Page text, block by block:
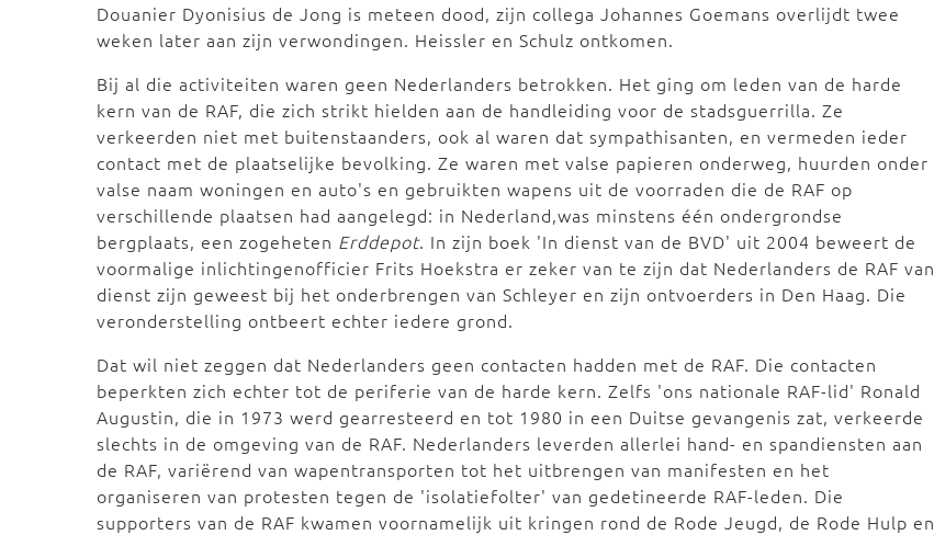
Douanier Dyonisius de Jong is meteen dood, zijn collega Johannes Goemans overlijdt twee
weken later aan zijn verwondingen. Heissler en Schulz ontkomen.
Bij al die activiteiten waren geen Nederlanders betrokken. Het ging om leden van de harde
kern van de RAF, die zich strikt hielden aan de handleiding voor de stadsguerrilla. Ze
verkeerden niet met buitenstaanders, ook al waren dat sympathisanten, en vermeden ieder
contact met de plaatselijke bevolking. Ze waren met valse papieren onderweg, huurden onder
valse naam woningen en auto's en gebruikten wapens uit de voorraden die de RAF op
verschillende plaatsen had aangelegd: in Nederland,was minstens één ondergrondse
bergplaats, een zogeheten Erddepot. In zijn boek 'In dienst van de BVD' uit 2004 beweert de
voormalige inlichtingenofficier Frits Hoekstra er zeker van te zijn dat Nederlanders de RAF van
dienst zijn geweest bij het onderbrengen van Schleyer en zijn ontvoerders in Den Haag. Die
veronderstelling ontbeert echter iedere grond.
Dat wil niet zeggen dat Nederlanders geen contacten hadden met de RAF. Die contacten
beperkten zich echter tot de periferie van de harde kern. Zelfs 'ons nationale RAF-lid' Ronald
Augustin, die in 1973 werd gearresteerd en tot 1980 in een Duitse gevangenis zat, verkeerde
slechts in de omgeving van de RAF. Nederlanders leverden allerlei hand- en spandiensten aan
de RAF, variërend van wapentransporten tot het uitbrengen van manifesten en het
organiseren van protesten tegen de 'isolatiefolter' van gedetineerde RAF-leden. Die
supporters van de RAF kwamen voornamelijk uit kringen rond de Rode Jeugd, de Rode Hulp en